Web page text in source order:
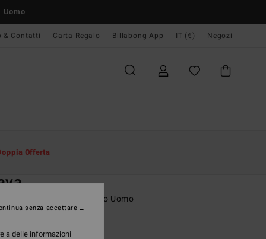
Uomo
& Contatti Carta Regalo Billabong App IT (€) Negozi
Offerta
a maniche corte Bianco Uomo
a delle informazioni
senza accettare